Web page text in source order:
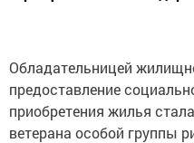
Обладательницей
предоставление
приобретения жилья
ветерана особой группы